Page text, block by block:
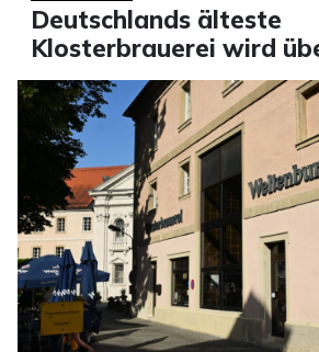
Deutschlands älteste
Klosterbrauerei wird